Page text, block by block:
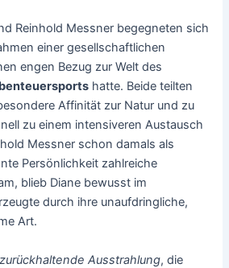
Reinhold Messner begegneten sich
einer gesellschaftlichen
engen Bezug zur Welt des
hatte. Beide teilten
Affinität zur Natur und zu
zu einem intensiveren Austausch
Messner schon damals als
Persönlichkeit zahlreiche
blieb Diane bewusst im
durch ihre unaufdringliche,
Art.
zurückhaltende Ausstrahlung, die